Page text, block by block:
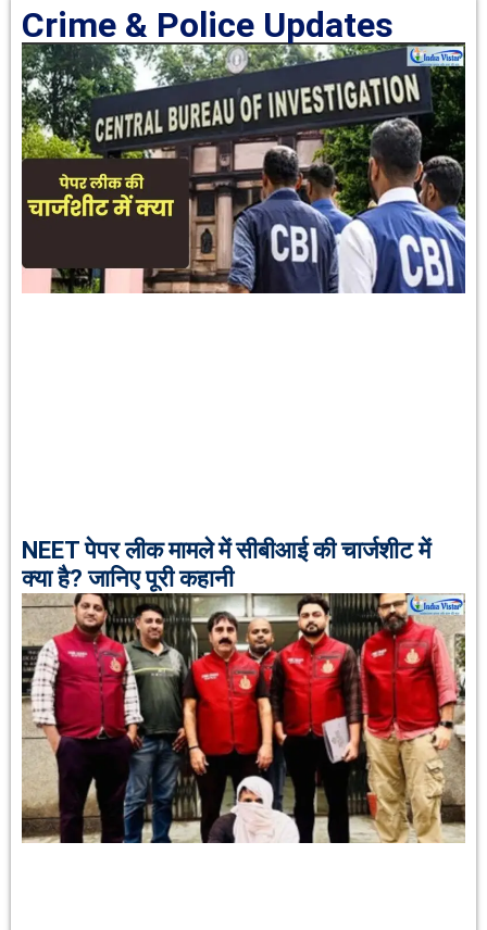
Crime & Police Updates
NEET पेपर लीक मामले में सीबीआई की चार्जशीट में
क्या है? जानिए पूरी कहानी